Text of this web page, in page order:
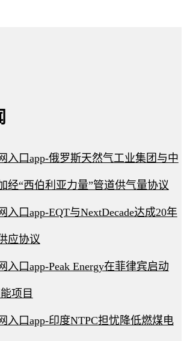
入口app-俄罗斯天然气工业集团与中
经“西伯利亚力量”管道供气量协议
入口app-EQT与NextDecade达成20年
应协议
入口app-Peak Energy在菲律宾启动
项目
入口app-印度NTPC担忧降低燃煤电